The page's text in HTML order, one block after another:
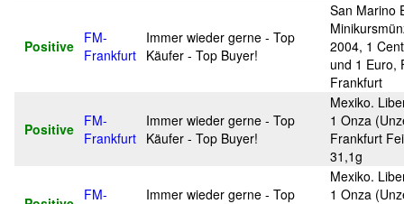
Positive
FM-
Frankfurt
Immer wieder gerne - Top
Käufer - Top Buyer!
San Marino
2004, 1
und 1 Euro,
Frankfurt
Positive
FM-
Frankfurt
Immer wieder gerne - Top
Käufer - Top Buyer!
Mexiko.
1 Onza
Frankfurt
31,1g
FM-
Immer wieder gerne - Top
Mexiko.
1 Onza